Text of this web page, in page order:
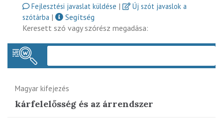
Fejlesztési javaslat küldése |
Új szót javaslok a
szótárba |
Segítség
Keresett szó vagy szórész megadása:
Magyar kifejezés
kárfelelősség és az árrendszer